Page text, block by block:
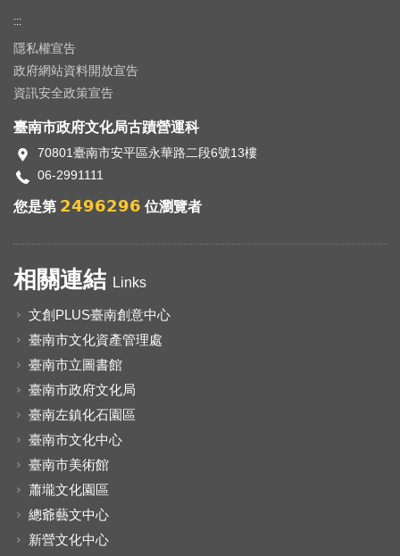
:::
隱私權宣告
政府網站資料開放宣告
資訊安全政策宣告
臺南市政府文化局古蹟營運科
70801臺南市安平區永華路二段6號13樓
06-2991111
您是第 2496296 位瀏覽者
相關連結 Links
文創PLUS臺南創意中心
臺南市文化資產管理處
臺南市立圖書館
臺南市政府文化局
臺南左鎮化石園區
臺南市文化中心
臺南市美術館
蕭壠文化園區
總爺藝文中心
新營文化中心